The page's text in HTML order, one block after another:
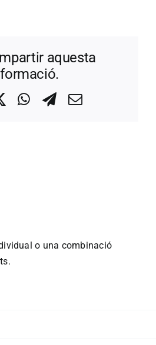
aquesta
WhatsApp
Telegram
Correo
o una combinació